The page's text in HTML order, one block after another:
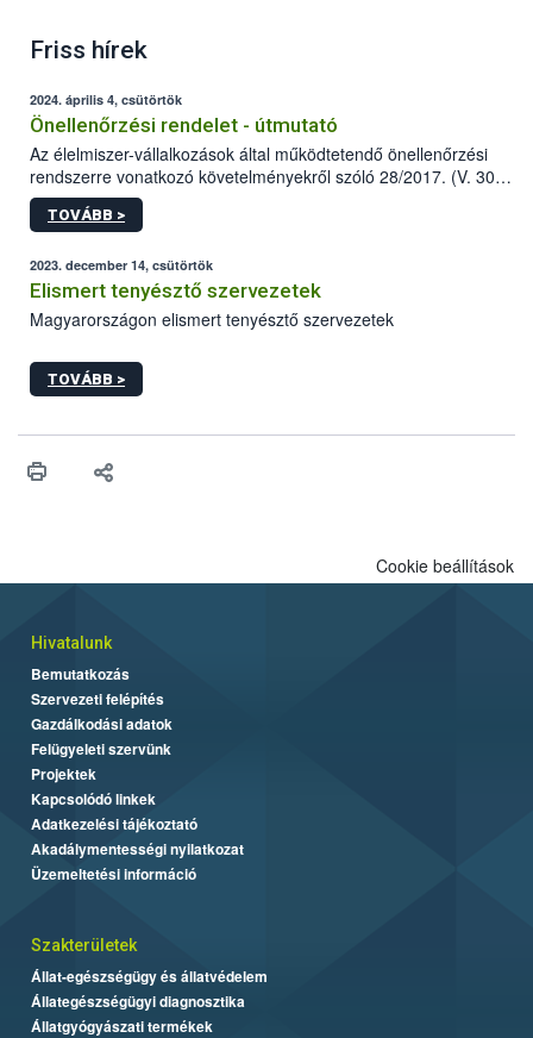
Friss hírek
2024. április 4, csütörtök
Önellenőrzési rendelet - útmutató
Az élelmiszer-vállalkozások által működtetendő önellenőrzési
rendszerre vonatkozó követelményekről szóló 28/2017. (V. 30.)
FM rendelet (a továbbiakban: rendelet) 2023 novemberi
módosítása komoly változást jelent a közép- és
TOVÁBB >
2023. december 14, csütörtök
Elismert tenyésztő szervezetek
Magyarországon elismert tenyésztő szervezetek
TOVÁBB >
Cookie beállítások
Hivatalunk
Bemutatkozás
Szervezeti felépítés
Gazdálkodási adatok
Felügyeleti szervünk
Projektek
Kapcsolódó linkek
Adatkezelési tájékoztató
Akadálymentességi nyilatkozat
Üzemeltetési információ
Szakterületek
Állat-egészségügy és állatvédelem
Állategészségügyi diagnosztika
Állatgyógyászati termékek